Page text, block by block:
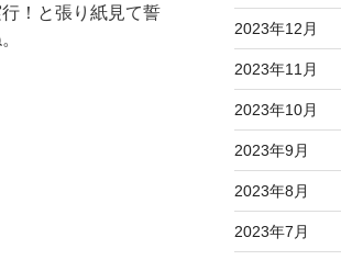
！と張り紙見て誓
2023年12月
2023年11月
2023年10月
2023年9月
2023年8月
2023年7月